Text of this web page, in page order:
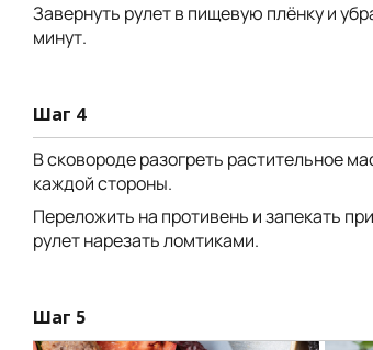
Завернуть рулет в пищевую плёнку и
минут.
Шаг 4
В сковороде разогреть растительное
каждой стороны.
Переложить на противень и запекать
рулет нарезать ломтиками.
Шаг 5